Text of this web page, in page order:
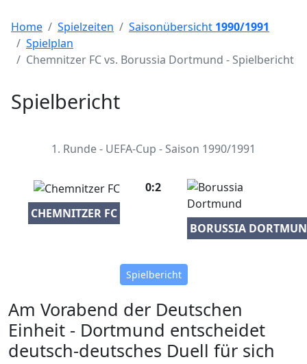
Home Spielzeiten Saisonübersicht 1990/1991
Spielplan
Chemnitzer FC vs. Borussia Dortmund - Spielbericht
Spielbericht
1. Runde - UEFA-Cup - Saison 1990/1991
CHEMNITZER FC
0:2
BORUSSIA
Spielbericht
Am Vorabend der Deutschen
Einheit - Dortmund entscheidet
deutsch-deutsches Duell für sich